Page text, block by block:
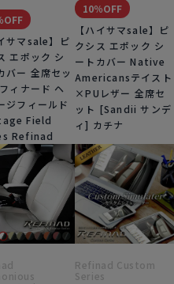
OFF
サマsale】ピ
エポック シ
バー 全席セッ
ィナード ヘ
ジフィールド
Field
Refinad
10％OFF
【ハイサマsale】ピ
クシス エポック シ
ートカバー Native
Americansテイスト
×PUレザー 全席セ
ット [Sandii サンデ
ィ] カチナ
Refinad Custom
Series